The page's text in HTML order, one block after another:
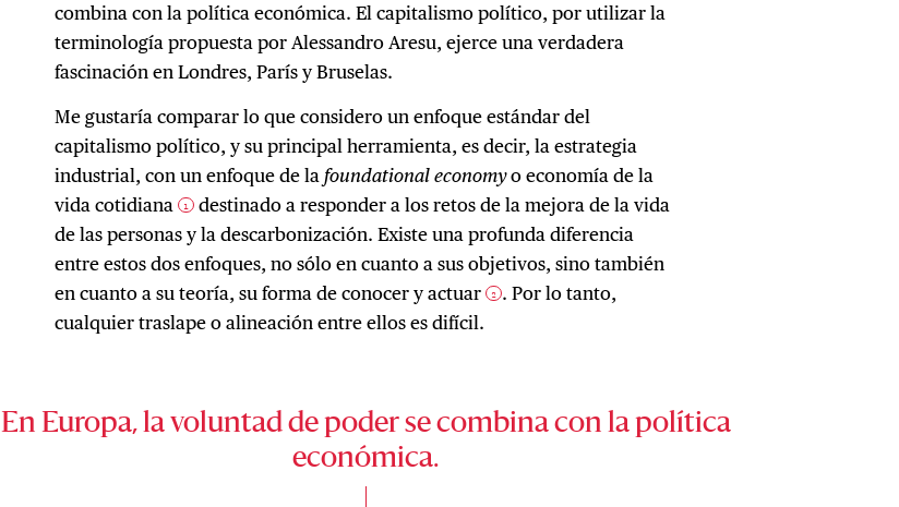
combina con la política económica. El capitalismo político, por utilizar la
terminología propuesta por Alessandro Aresu, ejerce una verdadera
fascinación en Londres, París y Bruselas.
Me gustaría comparar lo que considero un enfoque estándar del
capitalismo político, y su principal herramienta, es decir, la estrategia
industrial, con un enfoque de la foundational economyo economía de la
vida cotidiana 1 destinado a responder a los retos de la mejora de la vida
de las personas y la descarbonización. Existe una profunda diferencia
entre estos dos enfoques, no sólo en cuanto a sus objetivos, sino también
en cuanto a su teoría, su forma de conocer y actuar 2 . Por lo tanto,
cualquier traslape o alineación entre ellos es difícil.
En Europa, la voluntad de poder se combina con la política
económica.